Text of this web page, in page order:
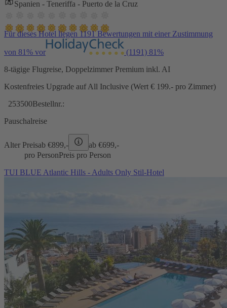
Spanien - Teneriffa - Puerto de la Cruz
Für dieses Hotel liegen 1191 Bewertungen mit einer Zustimmung
von 81% vor (1191) 81%
8-tägige Flugreise, Doppelzimmer Premium inkl. AI
Kostenfreies Upgrade auf All Inclusive (Wert € 199.- pro Zimmer)
253500Bestellnr.:
Pauschalreise
Alter Preisab €899,- ab €699,-
pro PersonPreis pro Person
TUI BLUE Atlantic Hills - Adults Only Stil-Hotel